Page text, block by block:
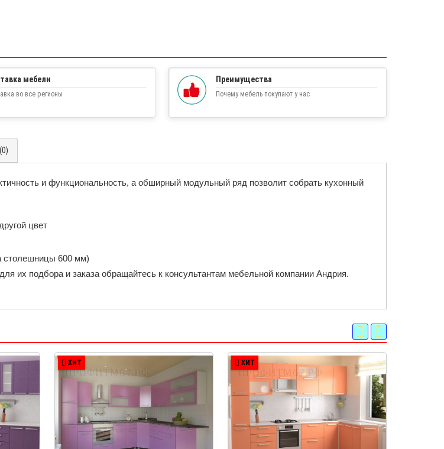
мебели
во все регионы
Преимущества
Почему мебель покупают у нас
и функциональность, а обширный модульный ряд позволит собрать кухонный
цвет
столешницы 600 мм)
их подбора и заказа обращайтесь к консультантам мебельной компании Андрия.
ХИТ ХИТ